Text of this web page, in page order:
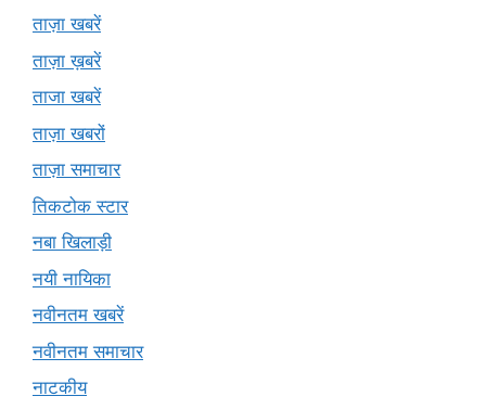
ताज़ा खबरें
ताज़ा ख़बरें
ताजा खबरें
ताज़ा खबरों
ताज़ा समाचार
तिकटोक स्टार
नबा खिलाड़ी
नयी नायिका
नवीनतम खबरें
नवीनतम समाचार
नाटकीय